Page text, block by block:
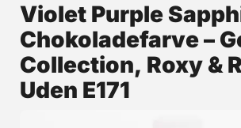
Violet Purple
Chokoladefarve –
Collection, Roxy &
Uden E171